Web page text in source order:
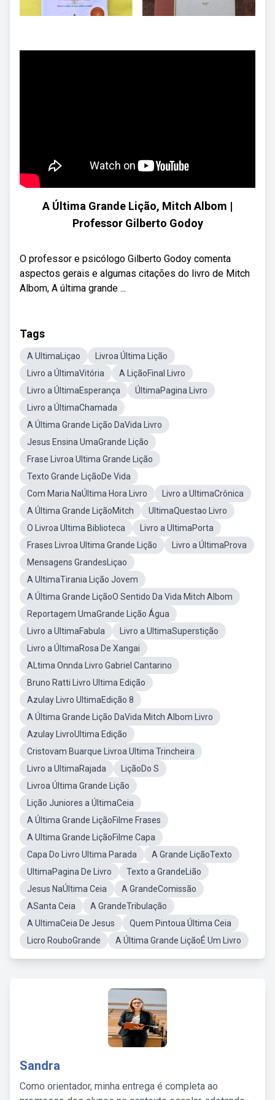
A Última Grande Lição, Mitch Albom |
Professor Gilberto Godoy
O professor e psicólogo Gilberto Godoy comenta
aspectos gerais e algumas citações do livro de Mitch
Albom, A última grande ...
Tags
A UltimaLiçao
Livroa Última Lição
Livro a ÚltimaVitória
A LiçãoFinal Livro
Livro a ÚltimaEsperança
ÚltimaPagina Livro
Livro a ÚltimaChamada
A Última Grande Lição DaVida Livro
Jesus Ensina UmaGrande Lição
Frase Livroa Ultima Grande Lição
Texto Grande LiçãoDe Vida
Com Maria NaÚltima Hora Livro
Livro a UltimaCrônica
A Última Grande LiçãoMitch
UltimaQuestao Livro
O Livroa Ultima Biblioteca
Livro a UltimaPorta
Frases Livroa Ultima Grande Lição
Livro a ÚltimaProva
Mensagens GrandesLiçao
A UltimaTirania Lição Jovem
A Última Grande LiçãoO Sentido Da Vida Mitch Albom
Reportagem UmaGrande Lição Água
Livro a UltimaFabula
Livro a UltimaSuperstição
Livro a ÚltimaRosa De Xangai
ALtima Onnda Livro Gabriel Cantarino
Bruno Ratti Livro Ultima Edição
Azulay Livro UltimaEdição 8
A Última Grande Lição DaVida Mitch Albom Livro
Azulay LivroUltima Edição
Cristovam Buarque Livroa Ultima Trincheira
Livro a UltimaRajada
LiçãoDo S
Livroa Última Grande Lição
Lição Juniores a ÚltimaCeia
A Última Grande LiçãoFilme Frases
A Ultima Grande LiçãoFilme Capa
Capa Do Livro Ultima Parada
A Grande LiçãoTexto
UltimaPagina De Livro
Texto a GrandeLião
Jesus NaÚltima Ceia
A GrandeComissão
ASanta Ceia
A GrandeTribulação
A UltimaCeia De Jesus
Quem Pintoua Última Ceia
Licro RouboGrande
A Última Grande LiçãoÉ Um Livro
Sandra
Como orientador, minha entrega é completa ao